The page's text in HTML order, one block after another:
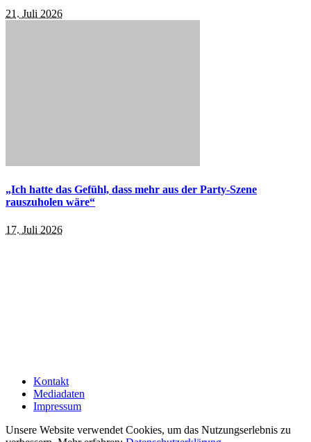
21. Juli 2026
„Ich hatte das Gefühl, dass mehr aus der Party-Szene
rauszuholen wäre“
17. Juli 2026
Kontakt
Mediadaten
Impressum
Unsere Website verwendet Cookies, um das Nutzungserlebnis zu